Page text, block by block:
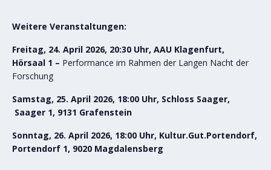
Weitere Veranstaltungen:
Freitag, 24. April 2026, 20:30 Uhr, AAU Klagenfurt,
Hörsaal 1 – Performance im Rahmen der Langen Nacht der
Forschung
Samstag, 25. April 2026, 18:00 Uhr, Schloss Saager,
Saager 1, 9131 Grafenstein
Sonntag, 26. April 2026, 18:00 Uhr, Kultur.Gut.Portendorf,
Portendorf 1, 9020 Magdalensberg